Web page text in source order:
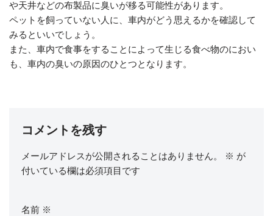
や天井などの布製品に臭いが移る可能性があります。
ペットを飼っていない人に、車内がどう思えるかを確認して
みるといいでしょう。
また、車内で食事をすることによって生じる食べ物のにおい
も、車内の臭いの原因のひとつとなります。
コメントを残す
メールアドレスが公開されることはありません。 ※ が
付いている欄は必須項目です
名前 ※